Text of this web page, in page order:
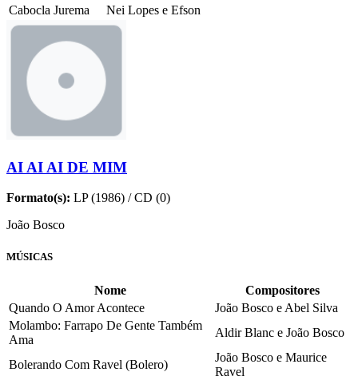
Cabocla Jurema
Nei Lopes e Efson
AI AI AI DE MIM
Formato(s): LP (1986) / CD (0)
João Bosco
MÚSICAS
Nome
Compositores
Quando O Amor Acontece
João Bosco e Abel Silva
Molambo: Farrapo De Gente Também
Ama
Aldir Blanc e João Bosco
Bolerando Com Ravel (Bolero)
João Bosco e Maurice
Ravel